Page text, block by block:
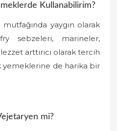
Kullanabilirim?
yaygın olarak
fry sebzeleri, marineler,
arttırıcı olarak tercih
yemeklerine de harika bir
mi?